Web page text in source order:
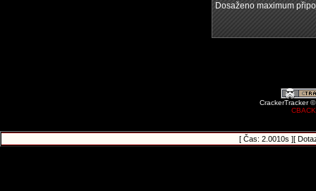
Dosaženo maximum
CrackerTracker
[ Čas: 2.0010s ][